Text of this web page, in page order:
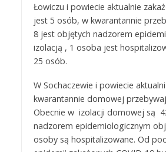
Łowiczu i powiecie aktualnie
jest 5 osób, w kwarantannie
8 jest objętych nadzorem
izolacją , 1 osoba jest
25 osób.
W Sochaczewie i powiecie
kwarantannie domowej
Obecnie w izolacji domowej są
nadzorem epidemiologicznym
osoby są hospitalizowane. Od